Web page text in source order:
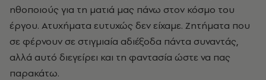
ηθοποιούς για τη ματιά μας πάνω στον κόσμο του
έργου. Ατυχήματα ευτυχώς δεν είχαμε. Ζητήματα που
σε φέρνουν σε στιγμιαία αδιέξοδα πάντα συναντάς,
αλλά αυτό διεγείρει και τη φαντασία ώστε να πας
παρακάτω.